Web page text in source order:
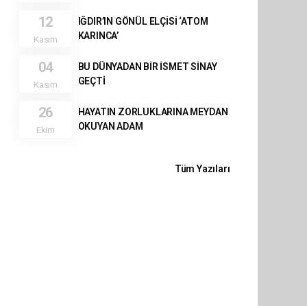
12
Kasım
IĞDIR’IN GÖNÜL ELÇİSİ ‘ATOM
KARINCA’
04
Kasım
BU DÜNYADAN BİR İSMET SİNAY
GEÇTİ
26
Ekim
HAYATIN ZORLUKLARINA MEYDAN
OKUYAN ADAM
Tüm Yazıları